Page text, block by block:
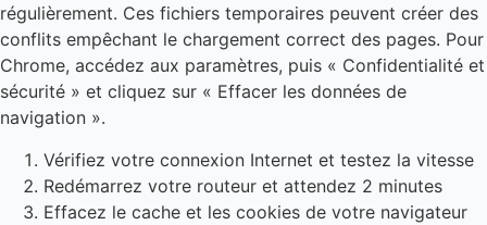
régulièrement. Ces fichiers temporaires peuvent créer des
conflits empêchant le chargement correct des pages. Pour
Chrome, accédez aux paramètres, puis « Confidentialité et
sécurité » et cliquez sur « Effacer les données de
navigation ».
Vérifiez votre connexion Internet et testez la vitesse
Redémarrez votre routeur et attendez 2 minutes
Effacez le cache et les cookies de votre navigateur